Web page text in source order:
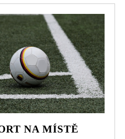
NA MÍSTĚ